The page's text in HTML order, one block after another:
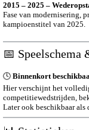
2015 – 2025 –
Fase van modernisering,
kampioenstitel van 2025.
📅 Speelschema
🕓 Binnenkort
Hier verschijnt het
competitiewedstrijden,
Later ook beschikbaar als